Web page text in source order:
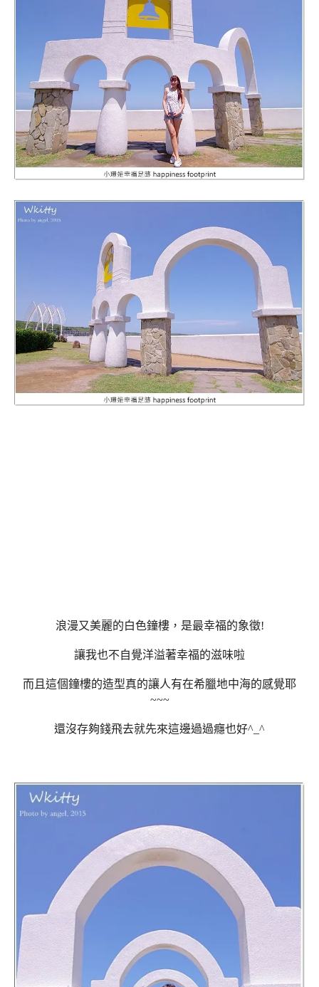
浪漫又美麗的白色鐘樓，是最幸福的象徵!
讓我也不自覺洋溢著幸福的滋味啦
而且這個鐘樓的造型真的讓人有在希臘地中海的感覺耶
~~~
還沒存夠錢飛去就先來這邊過過癮也好^_^